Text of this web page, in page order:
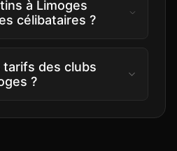
à Limoges
célibataires ?
tarifs des clubs
?